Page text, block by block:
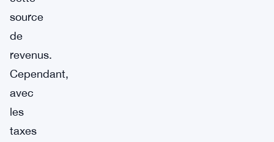
source
de
revenus.
Cependant,
avec
les
taxes